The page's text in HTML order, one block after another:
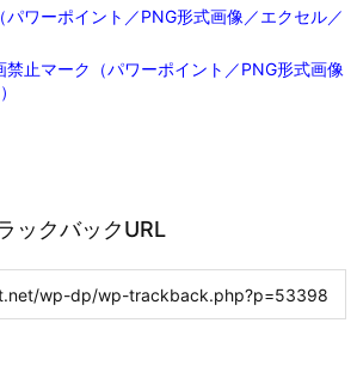
パワーポイント／PNG形式画像／エクセル／
禁止マーク（パワーポイント／PNG形式画像
ックバックURL